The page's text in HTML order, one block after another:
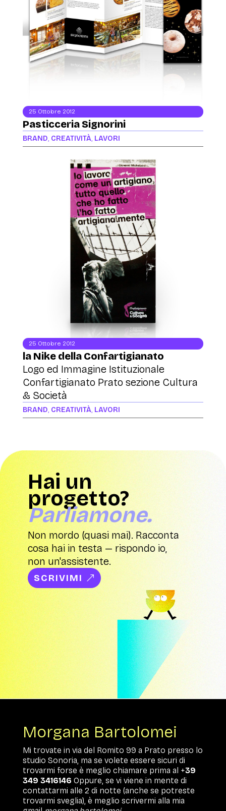
25 Ottobre 2012
Pasticceria Signorini
BRAND, CREATIVITÀ, LAVORI
25 Ottobre 2012
la Nike della Confartigianato
Logo ed Immagine Istituzionale
Confartigianato Prato sezione Cultura
& Società
BRAND, CREATIVITÀ, LAVORI
Hai un
progetto?
Parliamone.
Non mordo (quasi mai). Racconta
cosa hai in testa — rispondo io,
non un'assistente.
SCRIVIMI
Morgana Bartolomei
Mi trovate in via del Romito 99 a Prato presso lo
studio Sonoria, ma se volete essere sicuri di
trovarmi forse è meglio chiamare prima al +39
349 3416146 Oppure, se vi viene in mente di
contattarmi alle 2 di notte (anche se potreste
trovarmi sveglia), è meglio scrivermi alla mia